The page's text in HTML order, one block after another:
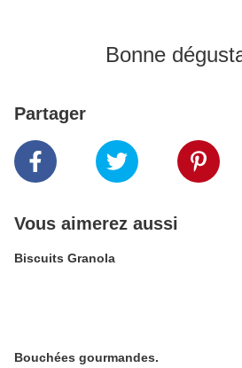
Bonne
Partager
Vous aimerez aussi
Biscuits Granola
Bouchées gourmandes.